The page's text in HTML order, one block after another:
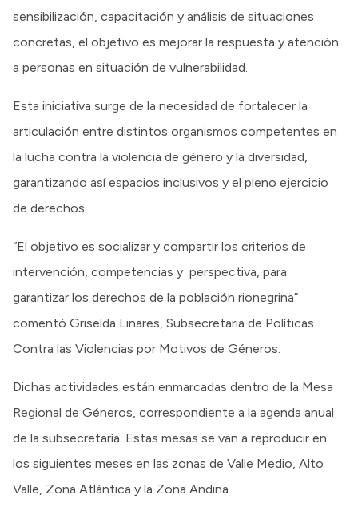
sensibilización, capacitación y análisis de situaciones
concretas, el objetivo es mejorar la respuesta y atención
a personas en situación de vulnerabilidad.
Esta iniciativa surge de la necesidad de fortalecer la
articulación entre distintos organismos competentes en
la lucha contra la violencia de género y la diversidad,
garantizando así espacios inclusivos y el pleno ejercicio
de derechos.
“El objetivo es socializar y compartir los criterios de
intervención, competencias y perspectiva, para
garantizar los derechos de la población rionegrina”
comentó Griselda Linares, Subsecretaria de Políticas
Contra las Violencias por Motivos de Géneros.
Dichas actividades están enmarcadas dentro de la Mesa
Regional de Géneros, correspondiente a la agenda anual
de la subsecretaría. Estas mesas se van a reproducir en
los siguientes meses en las zonas de Valle Medio, Alto
Valle, Zona Atlántica y la Zona Andina.